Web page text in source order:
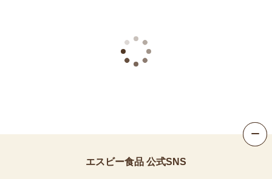
画
画
エスビー食品 公式SNS